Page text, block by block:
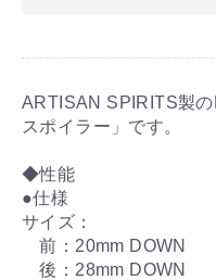
ARTISAN SPIRITS製
スポイラー」です。
◆性能
●仕様
サイズ：
前：20mm DOWN
後：28mm DOWN